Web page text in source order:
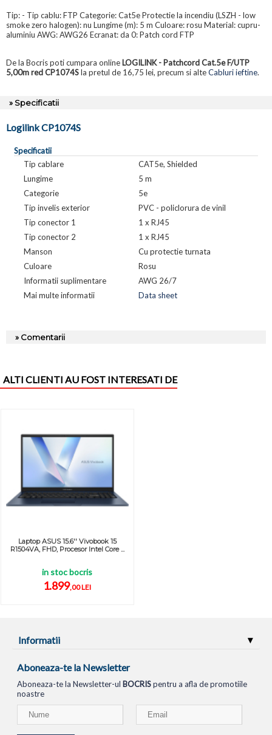
Tip: - Tip cablu: FTP Categorie: Cat5e Protectie la incendiu (LSZH - low
smoke zero halogen): nu Lungime (m): 5 m Culoare: rosu Material: cupru-
aluminiu AWG: AWG26 Ecranat: da 0: Patch cord FTP
De la Bocris poti cumpara online LOGILINK - Patchcord Cat.5e F/UTP
5,00m red CP1074Sla pretul de 16,75 lei, precum si alteCabluri ieftine.
» Specificatii
Logilink CP1074S
Specificatii
Tip cablare
CAT5e, Shielded
Lungime
5 m
Categorie
5e
Tip invelis exterior
PVC - policlorura de vinil
Tip conector 1
1 x RJ45
Tip conector 2
1 x RJ45
Manson
Cu protectie turnata
Culoare
Rosu
Informatii suplimentare
AWG 26/7
Mai multe informatii
Data sheet
» Comentarii
ALTI CLIENTI AU FOST INTERESATI DE
Laptop ASUS 15.6'' Vivobook 15
R1504VA, FHD, Procesor Intel Core ...
in stoc bocris
1.899,00 LEI
Informatii
Aboneaza-te la Newsletter
Aboneaza-te la Newsletter-ul BOCRISpentru a afla de promotiile
noastre